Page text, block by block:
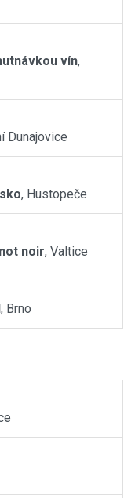
vín,
Dunajovice
, Hustopeče
noir, Valtice
, Brno